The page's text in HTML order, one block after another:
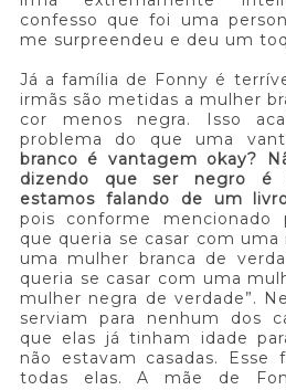
confesso que foi uma
me surpreendeu e deu um
Já a família de Fonny é
irmãs são metidas a mulher
cor menos negra. Isso
problema do que uma
branco é vantagem okay?
dizendo que ser negro é
estamos falando de um
pois conforme mencionado
que queria se casar com uma
uma mulher branca de
queria se casar com uma
mulher negra de verdade”.
serviam para nenhum dos
que elas já tinham idade
não estavam casadas. Esse
todas elas. A mãe de